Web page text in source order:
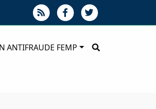
ANTIFRAUDE FEMP